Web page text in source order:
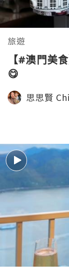
旅遊
【#澳門美
😋
思思賢